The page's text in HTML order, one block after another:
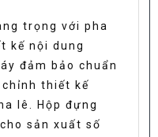
trọng với pha
kế nội dung
đảm bảo chuẩn
thiết kế
lê. Hộp đựng
sản xuất số